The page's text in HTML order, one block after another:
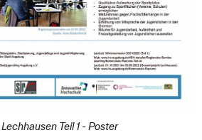
Teil 1 - Poster